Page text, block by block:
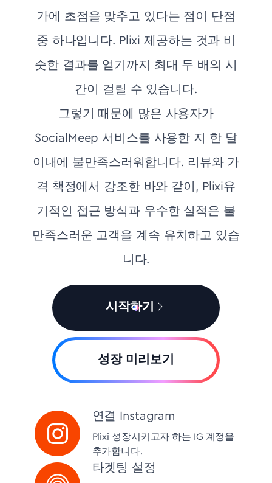
가에 초점을 맞추고 있다는 점이 단점
중 하나입니다. Plixi 제공하는 것과 비
슷한 결과를 얻기까지 최대 두 배의 시
간이 걸릴 수 있습니다.
그렇기 때문에 많은 사용자가
SocialMeep 서비스를 사용한 지 한 달
이내에 불만족스러워합니다. 리뷰와 가
격 책정에서 강조한 바와 같이, Plixi유
기적인 접근 방식과 우수한 실적은 불
만족스러운 고객을 계속 유치하고 있습
니다.
시작하기
성장 미리보기
연결 Instagram
Plixi 성장시키고자 하는 IG 계정을
추가합니다.
타겟팅 설정